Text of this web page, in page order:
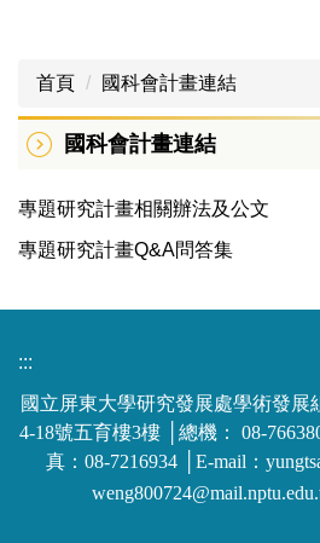
首頁 國科會計畫連結
國科會計畫連結
專題研究計畫相關辦法及公文
專題研究計畫Q&A問答集
:::
國立屏東大學研究發展處學術發展
4-18號五育樓3樓 │總機： 08-
真：08-7216934 │E-mail：